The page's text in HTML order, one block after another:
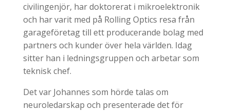
civilingenjör, har doktorerat i mikroelektronik
och har varit med på Rolling Optics resa från
garageföretag till ett producerande bolag med
partners och kunder över hela världen. Idag
sitter han i ledningsgruppen och arbetar som
teknisk chef.
Det var Johannes som hörde talas om
neuroledarskap och presenterade det för